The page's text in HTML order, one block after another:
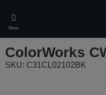
main
content
Menu
ColorWorks
SKU: C31CL02102BK